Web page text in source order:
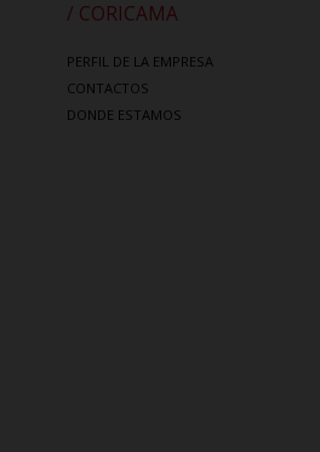
/ CORICAMA
PERFIL DE LA EMPRESA
CONTACTOS
DONDE ESTAMOS